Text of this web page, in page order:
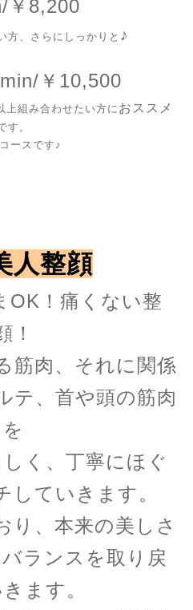
￥8,200
、 さらに しっか り と ♪
￥10,500
上組み合わせたい方に おススメ
す。
ースです♪
人整顔
OK！痛くない整
！
筋肉、それに関係
テ、首や頭の筋肉
を
く、丁寧にほぐ
していきます。
り、本来の美しさ
ランスを取り戻
ます。